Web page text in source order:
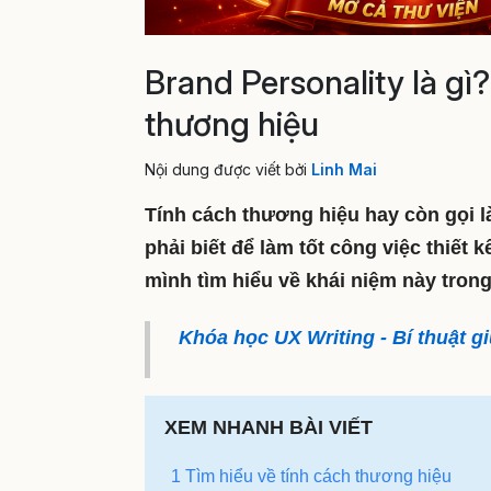
Brand Personality là
thương hiệu
Nội dung được viết bởi Linh Mai
Tính cách thương hiệu hay còn gọi
phải biết để làm tốt công việc thiết
mình tìm hiểu về khái niệm này
Khóa học UX Writing - Bí thuật
XEM NHANH BÀI VIẾT
1 Tìm hiểu về tính cách thương hiệu